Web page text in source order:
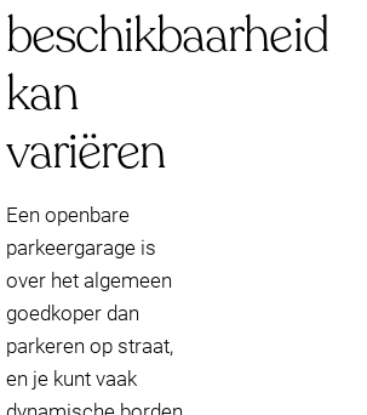
beschikbaarheid
kan
variëren
Een openbare
parkeergarage is
over het algemeen
goedkoper dan
parkeren op straat,
en je kunt vaak